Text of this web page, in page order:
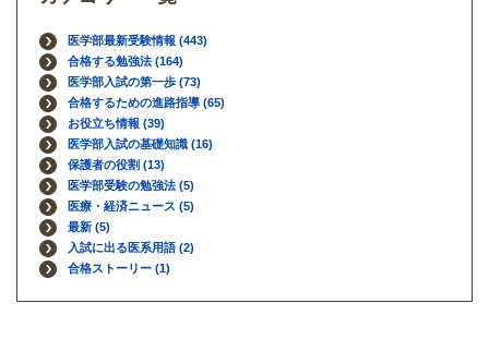
医学部最新受験情報 (443)
合格する勉強法 (164)
医学部入試の第一歩 (73)
合格するための進路指導 (65)
お役立ち情報 (39)
医学部入試の基礎知識 (16)
保護者の役割 (13)
医学部受験の勉強法 (5)
医療・経済ニュース (5)
最新 (5)
入試に出る医系用語 (2)
合格ストーリー (1)